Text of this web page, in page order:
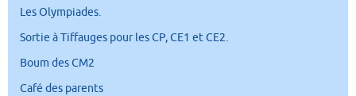
Les Olympiades.
Sortie à Tiffauges pour les CP, CE1 et CE2.
Boum des CM2
Café des parents